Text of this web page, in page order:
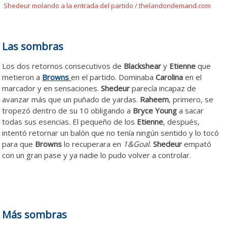
Shedeur molando a la entrada del partido / thelandondemand.com
Las sombras
Los dos retornos consecutivos de Blackshear y Etienne que
metieron a Browns en el partido. DominabaCarolina en el
marcador y en sensaciones.Shedeur parecía incapaz de
avanzar más que un puñado de yardas. Raheem, primero, se
tropezó dentro de su 10 obligando a Bryce Young a sacar
todas sus esencias. El pequeño de los Etienne, después,
intentó retornar un balón que no tenía ningún sentido y lo tocó
para que Browns lo recuperara en 1&Goal.Shedeur empató
con un gran pase y ya nadie lo pudo volver a controlar.
Más sombras